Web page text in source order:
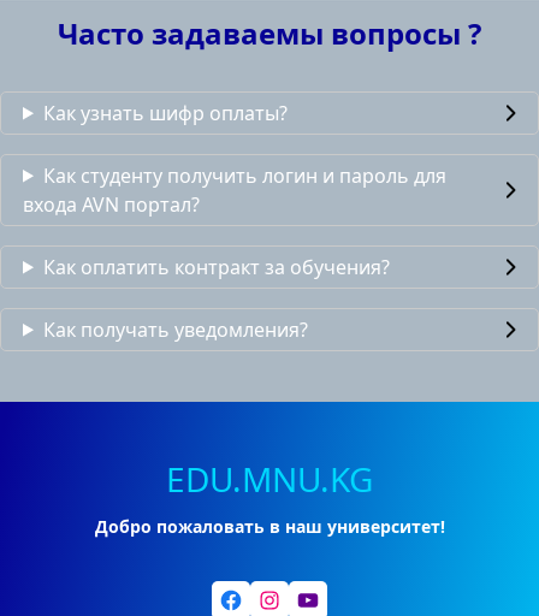
Часто задаваемы вопросы ?
Как узнать шифр оплаты?
Как студенту получить логин и пароль для
входа AVN портал?
Как оплатить контракт за обучения?
Как получать уведомления?
EDU.MNU.KG
Добро пожаловать в наш университет!
Facebook Instagram YouTube